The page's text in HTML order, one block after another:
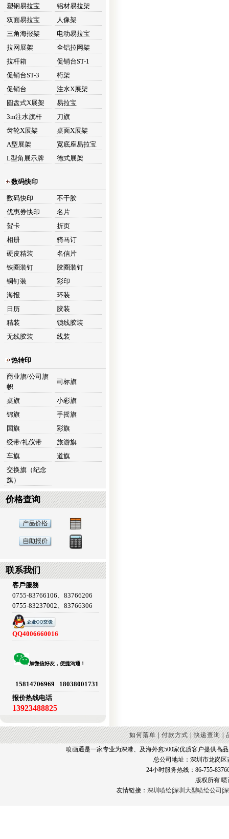
塑钢易拉宝
铝材易拉架
双面易拉宝
人像架
三角海报架
电动易拉宝
拉网展架
全铝拉网架
拉杆箱
促销台ST-1
促销台ST-3
桁架
促销台
注水X展架
圆盘式X展架
易拉宝
3m注水旗杆
刀旗
齿轮X展架
桌面X展架
A型展架
宽底座易拉宝
L型角展示牌
德式展架
数码快印
数码快印
不干胶
优惠券快印
名片
贺卡
折页
相册
骑马订
硬皮精装
名信片
铁圈装钉
胶圈装钉
铜钉装
彩印
海报
环装
日历
胶装
精装
锁线胶装
无线胶装
线装
热转印
商业旗/公司旗
帜
司标旗
桌旗
小彩旗
锦旗
手摇旗
国旗
彩旗
绶带/礼仪带
旅游旗
车旗
道旗
交换旗（纪念
旗）
价格查询
联系我们
客戶服務
0755-83766106、83766206
0755-83237002、83766306
QQ4006660016
加微信好友，便捷沟通！
15814706969 18038001731
报价热线电话
13923488825
如何落单|付款方式|快递查询|
喷画通是一家专业为深港、及海外愈500家优质客户提供高
总公司地址：深圳市龙岗
24小时服务热线：86-755-
版权所有
友情链接： 深圳喷绘深圳大型喷绘公司